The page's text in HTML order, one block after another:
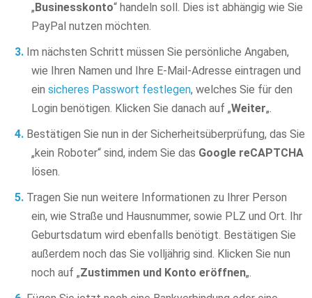
„ Businesskonto“ handeln soll. Dies ist abhängig wie Sie
PayPal nutzen möchten.
Im nächsten Schritt müssen Sie persönliche Angaben,
wie Ihren Namen und Ihre E-Mail-Adresse eintragen und
ein sicheres Passwort festlegen, welches Sie für den
Login benötigen. Klicken Sie danach auf „Weiter„.
Bestätigen Sie nun in der Sicherheitsüberprüfung, das Sie
„kein Roboter“ sind, indem Sie das Google reCAPTCHA
lösen.
Tragen Sie nun weitere Informationen zu Ihrer Person
ein, wie Straße und Hausnummer, sowie PLZ und Ort. Ihr
Geburtsdatum wird ebenfalls benötigt. Bestätigen Sie
außerdem noch das Sie volljährig sind. Klicken Sie nun
noch auf „Zustimmen und Konto eröffnen„.